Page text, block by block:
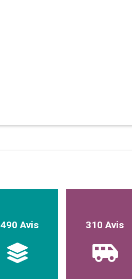
490 Avis 310 Avis